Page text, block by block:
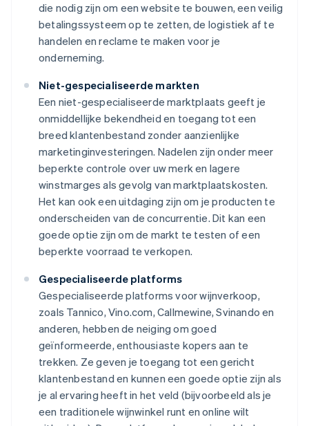
die nodig zijn om een website te bouwen, een veilig
betalingssysteem op te zetten, de logistiek af te
handelen en reclame te maken voor je
onderneming.
Niet-gespecialiseerde markten
Een niet-gespecialiseerde marktplaats geeft je
onmiddellijke bekendheid en toegang tot een
breed klantenbestand zonder aanzienlijke
marketinginvesteringen. Nadelen zijn onder meer
beperkte controle over uw merk en lagere
winstmarges als gevolg van marktplaatskosten.
Het kan ook een uitdaging zijn om je producten te
onderscheiden van de concurrentie. Dit kan een
goede optie zijn om de markt te testen of een
beperkte voorraad te verkopen.
Gespecialiseerde platforms
Gespecialiseerde platforms voor wijnverkoop,
zoals Tannico, Vino.com, Callmewine, Svinando en
anderen, hebben de neiging om goed
geïnformeerde, enthousiaste kopers aan te
trekken. Ze geven je toegang tot een gericht
klantenbestand en kunnen een goede optie zijn als
je al ervaring heeft in het veld (bijvoorbeeld als je
een traditionele wijnwinkel runt en online wilt